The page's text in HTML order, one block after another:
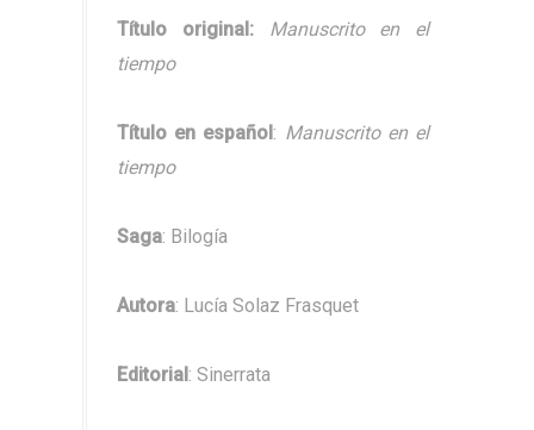
Título original: Manuscrito en el
tiempo
Título en español: Manuscrito en el
tiempo
Saga: Bilogía
Autora: Lucía Solaz Frasquet
Editorial: Sinerrata